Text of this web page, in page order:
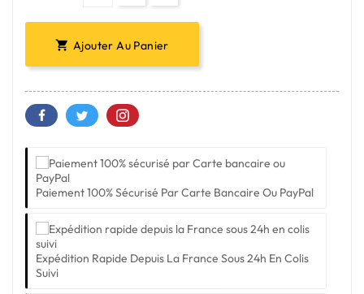
 Ajouter Au Panier
Paiement 100% Sécurisé Par Carte Bancaire Ou PayPal
Expédition Rapide Depuis La France Sous 24h En Colis
Suivi